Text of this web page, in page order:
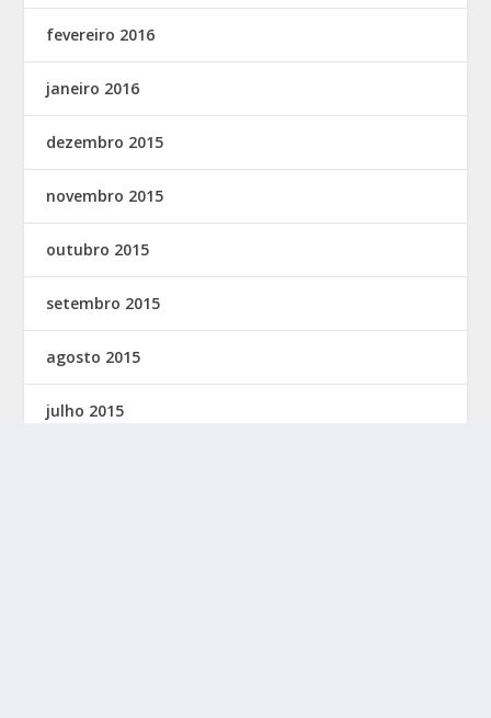
fevereiro 2016
janeiro 2016
dezembro 2015
novembro 2015
outubro 2015
setembro 2015
agosto 2015
julho 2015